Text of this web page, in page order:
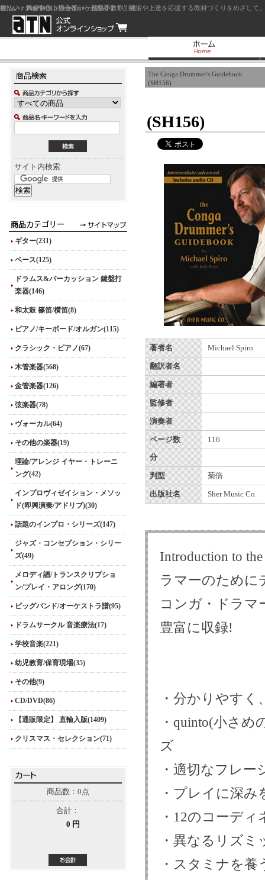
ジャズを中心に初心者から上級者まで、練習や上達を応援する教材づくりをめざし
サイト内検索
ギター(231)
ベース(125)
ドラムス&パーカッション 鍵盤打
楽器(146)
和太鼓 篠笛/横笛(8)
ピアノ/キーボード/オルガン(115)
クラシック・ピアノ(67)
木管楽器(568)
金管楽器(126)
弦楽器(78)
ヴォーカル(64)
その他の楽器(19)
理論/アレンジ イヤー・トレーニ
ング(42)
インプロヴィゼイション・メソッ
ド(即興演奏/アドリブ)(30)
話題のインプロ・シリーズ(147)
ジャズ・コンセプション・シリー
ズ(49)
メロディ譜/トランスクリプショ
ン/プレイ・アロング(170)
ビッグバンド/オーケストラ譜(95)
ドラムサークル 音楽療法(17)
学校音楽(221)
幼児教育/保育現場(35)
その他(9)
CD/DVD(86)
【通販限定】 直輸入版(1409)
クリスマス・セレクション(71)
商品数：0点
合計：
0 円
The Conga Drummer's Guidebook
(SH156)
(SH156)
著者名 Michael Spiro
翻訳者名
編著者
監修者
演奏者
ページ数 116
分
判型 菊倍
出版社名 Sher Music Co.
Introduction to
ラマーのために
コンガ・ドラマ
豊富に収録!
・分かりやす
・quinto(小さ
ズ
・適切なフレ
・プレイに深
・12のコーデ
・異なるリズ
・スタミナを
前払い：クレジットカード（一括払い）
後払い：代金引換（現金払い・代引手数料別途）
前払い：PayPay